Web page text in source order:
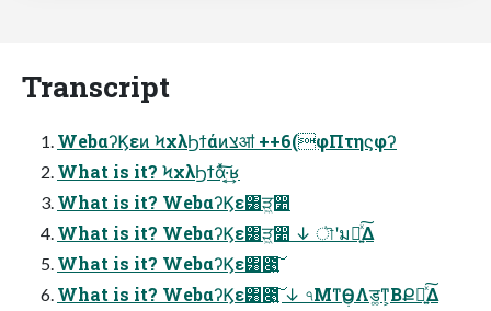
Transcript
WebαʔϏεͷ ϞχλϦϯάͷצॴ ++6(φΠτηϛφʔ
What is it? ϞχλϦϯάͯ͠·͔͢ʁ
What is it? WebαʔϏε͸ੜ͖෺
What is it? WebαʔϏε͸ੜ͖෺ ↓ ৗʹมԽ͍ͯ͠Δ
What is it? WebαʔϏε͸೉͍͠
What is it? WebαʔϏε͸೉͍͠ ↓ ৭ΜͳӨڹΛड͚ͳ͕ΒՔಇ͍ͯ͠Δ